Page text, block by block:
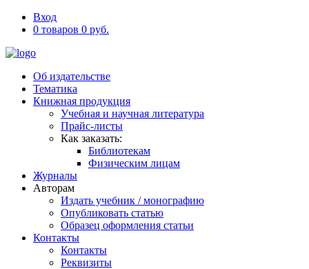
Вход
0 товаров 0 руб.
Об издательстве
Тематика
Книжная продукция
Учебная и научная литература
Прайс-листы
Как заказать:
Библиотекам
Физическим лицам
Журналы
Авторам
Издать учебник / монографию
Опубликовать статью
Образец оформления статьи
Контакты
Контакты
Реквизиты